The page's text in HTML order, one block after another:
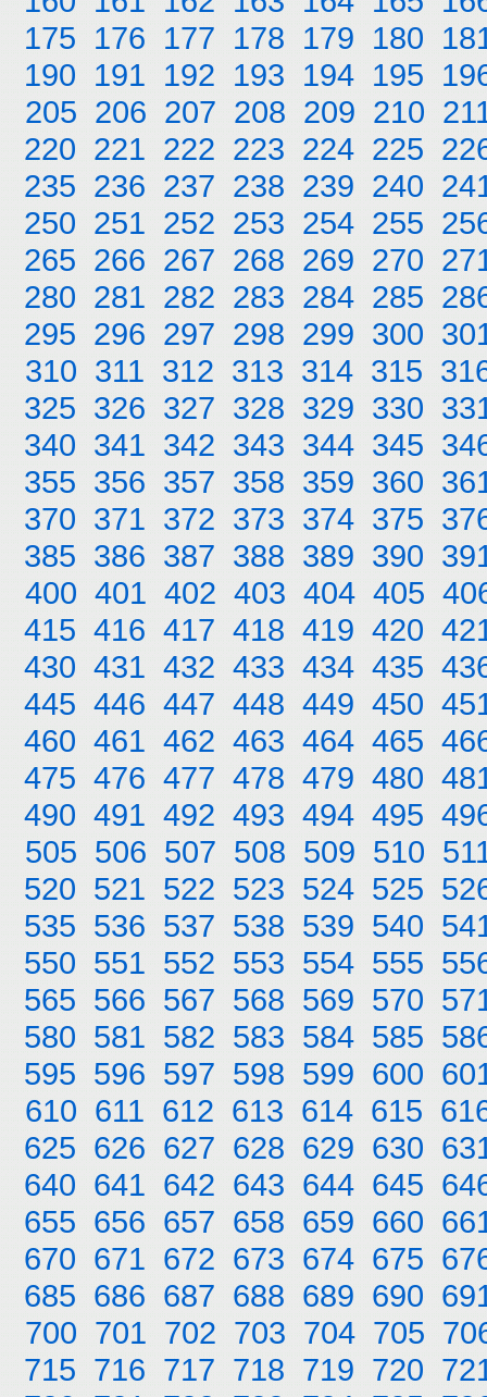
175 176 177 178 179 180
190 191 192 193 194 195
205 206 207 208 209 210
220 221 222 223 224 225
235 236 237 238 239 240
250 251 252 253 254 255
265 266 267 268 269 270
280 281 282 283 284 285
295 296 297 298 299 300
310 311 312 313 314 315
325 326 327 328 329 330
340 341 342 343 344 345
355 356 357 358 359 360
370 371 372 373 374 375
385 386 387 388 389 390
400 401 402 403 404 405
415 416 417 418 419 420
430 431 432 433 434 435
445 446 447 448 449 450
460 461 462 463 464 465
475 476 477 478 479 480
490 491 492 493 494 495
505 506 507 508 509 510
520 521 522 523 524 525
535 536 537 538 539 540
550 551 552 553 554 555
565 566 567 568 569 570
580 581 582 583 584 585
595 596 597 598 599 600
610 611 612 613 614 615
625 626 627 628 629 630
640 641 642 643 644 645
655 656 657 658 659 660
670 671 672 673 674 675
685 686 687 688 689 690
700 701 702 703 704 705
715 716 717 718 719 720